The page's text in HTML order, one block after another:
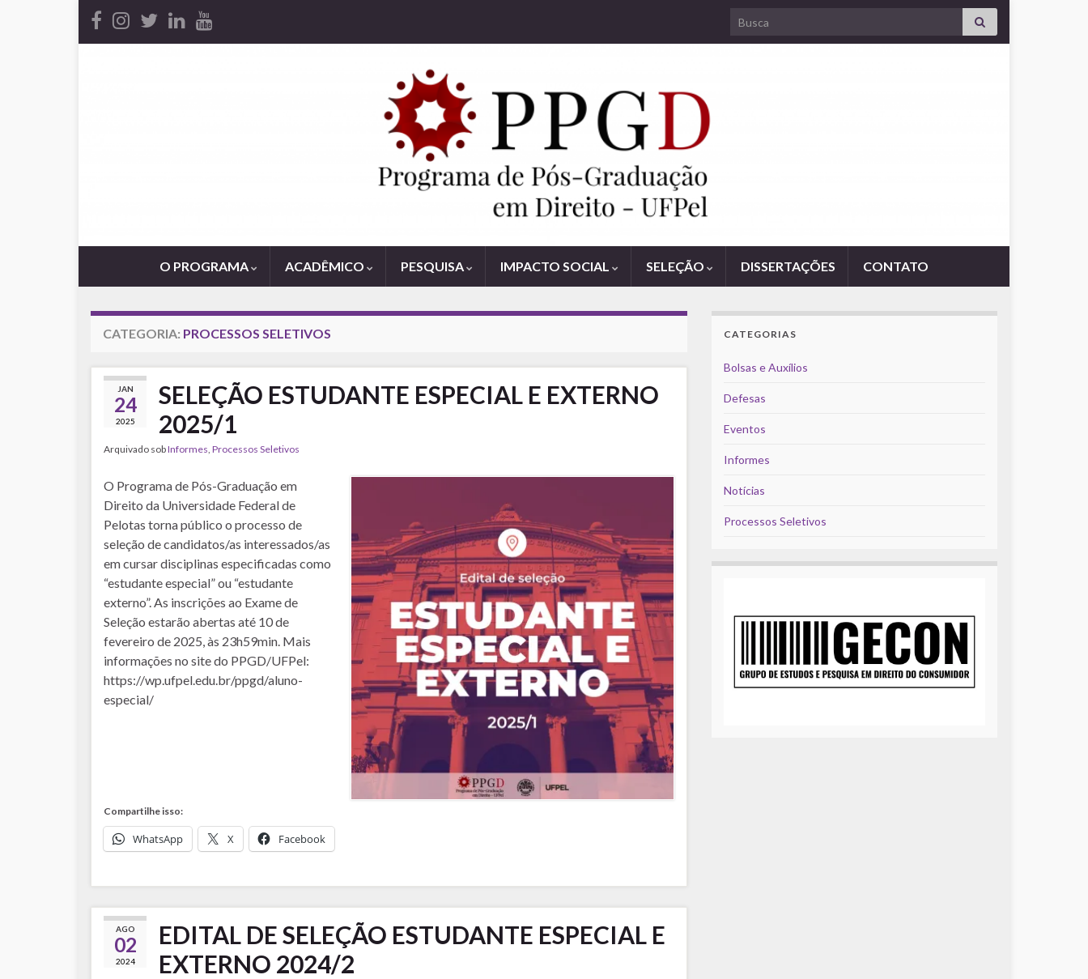
Search for:
O PROGRAMA ACADÊMICO PESQUISA IMPACTO SOCIAL SELEÇÃO DISSERTAÇÕES CONTATO
CATEGORIA: PROCESSOS SELETIVOS
JAN
24
2025
SELEÇÃO ESTUDANTE ESPECIAL E EXTERNO
2025/1
Arquivado sobInformes, Processos Seletivos
O Programa de Pós-Graduação em
Direito da Universidade Federal de
Pelotas torna público o processo de
seleção de candidatos/as interessados/as
em cursar disciplinas especificadas como
“estudante especial” ou “estudante
externo”. As inscrições ao Exame de
Seleção estarão abertas até 10 de
fevereiro de 2025, às 23h59min. Mais
informações no site do PPGD/UFPel:
https://wp.ufpel.edu.br/ppgd/aluno-
especial/
Compartilhe isso:
WhatsApp X Facebook
AGO
02
2024
EDITAL DE SELEÇÃO ESTUDANTE ESPECIAL E
EXTERNO 2024/2
CATEGORIAS
Bolsas e Auxílios
Defesas
Eventos
Informes
Notícias
Processos Seletivos